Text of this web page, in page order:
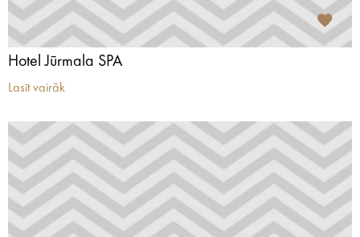
Hotel Jūrmala SPA
Lasīt vairāk